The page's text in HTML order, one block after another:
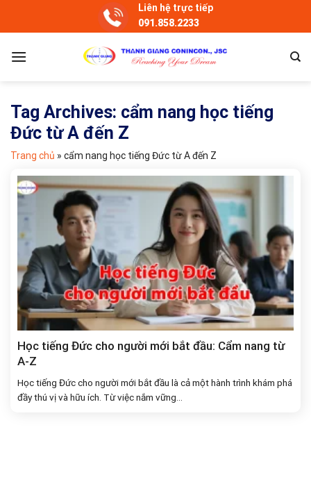
Liên hệ trực tiếp
091.858.2233
Tag Archives: cẩm nang học tiếng
Đức từ A đến Z
Trang chủ » cẩm nang học tiếng Đức từ A đến Z
Học tiếng Đức cho người mới bắt đầu: Cẩm nang từ
A-Z
Học tiếng Đức cho người mới bắt đầu là cả một hành trình khám phá
đầy thú vị và hữu ích. Từ việc nắm vững...